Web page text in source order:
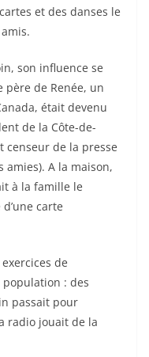
et des danses le
son influence se
père de Renée, un
était devenu
de la Côte-de-
censeur de la presse
A la maison,
à la famille le
carte
de
: des
passait pour
radio jouait de la